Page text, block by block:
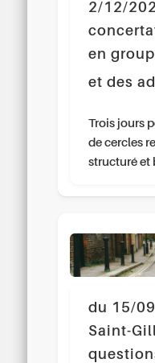
2/12/
en
et des
Trois jours
de cercles
structuré et
du 15/
Saint-